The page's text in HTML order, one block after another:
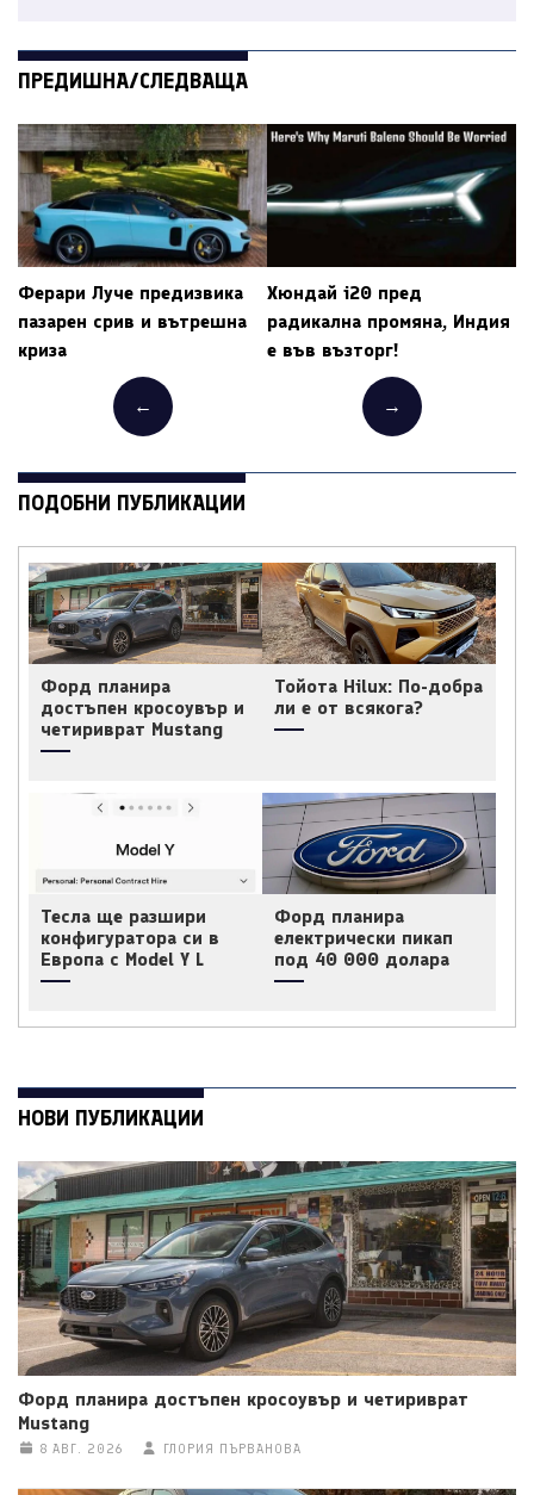
ПРЕДИШНА/СЛЕДВАЩА
Ферари Луче предизвика
пазарен срив и вътрешна
криза
←
Хюндай i20 пред
радикална промяна, Индия
е във възторг!
→
ПОДОБНИ ПУБЛИКАЦИИ
Форд планира
достъпен кросоувър и
четириврат Mustang
Тойота Hilux: По-добра
ли е от всякога?
Тесла ще разшири
конфигуратора си в
Европа с Model Y L
Форд планира
електрически пикап
под 40 000 долара
НОВИ ПУБЛИКАЦИИ
Форд планира достъпен кросоувър и четириврат
Mustang
8 АВГ. 2026 ГЛОРИЯ ПЪРВАНОВА